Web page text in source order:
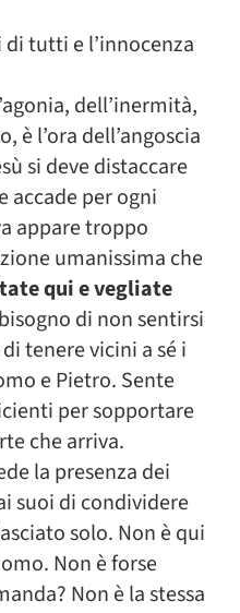
di tutti e l’innocenza
dell’inermità,
è l’ora dell’angoscia
si deve distaccare
accade per ogni
appare troppo
umanissima che
qui e vegliate
di non sentirsi
tenere vicini a sé i
e Pietro. Sente
per sopportare
che arriva.
la presenza dei
suoi di condividere
solo. Non è qui
Non è forse
Non è la stessa